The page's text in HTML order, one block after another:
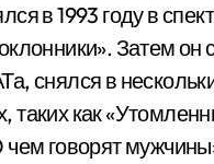
в 1993 году в
Затем он
снялся в
таких как
говорят